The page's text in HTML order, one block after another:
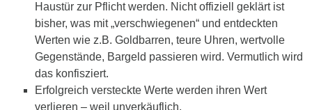
Haustür zur Pflicht werden. Nicht offiziell geklärt ist
bisher, was mit „verschwiegenen“ und entdeckten
Werten wie z.B. Goldbarren, teure Uhren, wertvolle
Gegenstände, Bargeld passieren wird. Vermutlich wird
das konfisziert.
Erfolgreich versteckte Werte werden ihren Wert
verlieren – weil unverkäuflich.